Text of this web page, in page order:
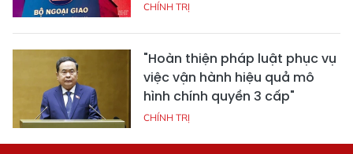
CHÍNH TRỊ
"Hoàn thiện pháp luật phục vụ
việc vận hành hiệu quả mô
hình chính quyền 3 cấp"
CHÍNH TRỊ